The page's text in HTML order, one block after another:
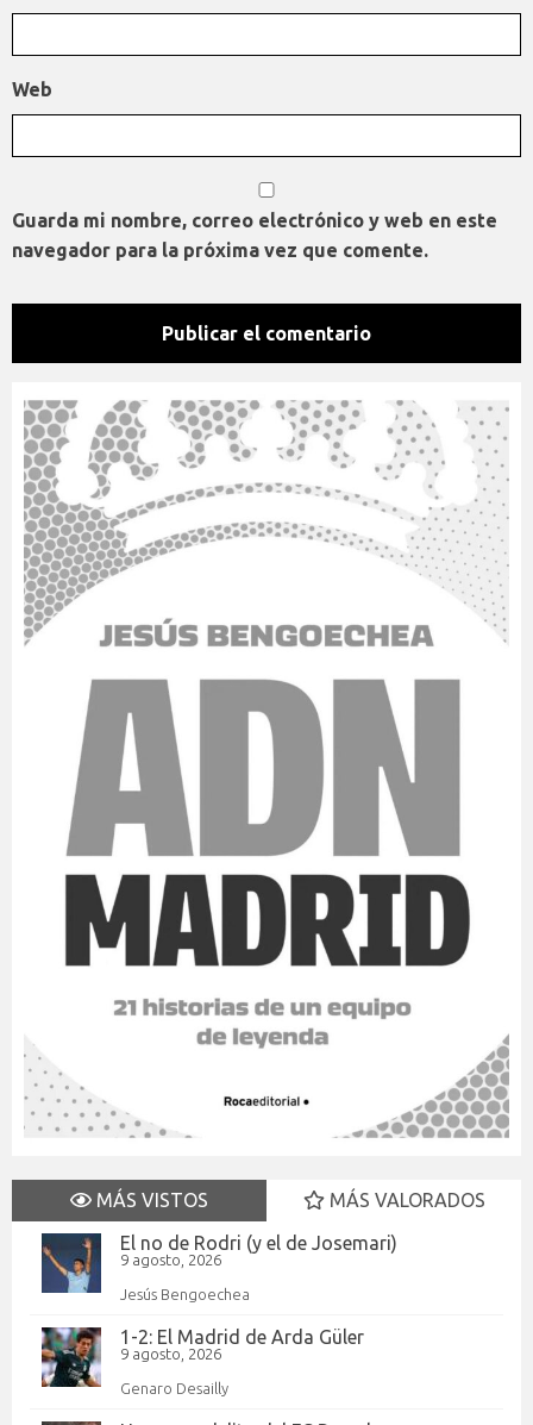
Web
Guarda mi nombre, correo electrónico y web en este
navegador para la próxima vez que comente.
MÁS VISTOS
MÁS VALORADOS
El no de Rodri (y el de Josemari)
9 agosto, 2026
Jesús Bengoechea
1-2: El Madrid de Arda Güler
9 agosto, 2026
Genaro Desailly